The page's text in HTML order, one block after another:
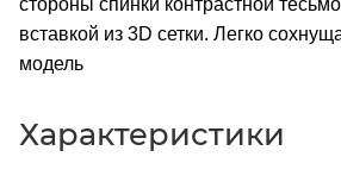
стороны спинки контрастной
вставкой из 3D сетки. Легко
модель
Характеристики